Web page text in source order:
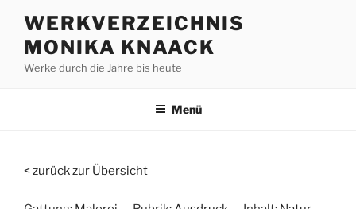
Inhalt
springen
WERKVERZEICHNIS
MONIKA KNAACK
Werke durch die Jahre bis heute
Menü
< zurück zur Übersicht